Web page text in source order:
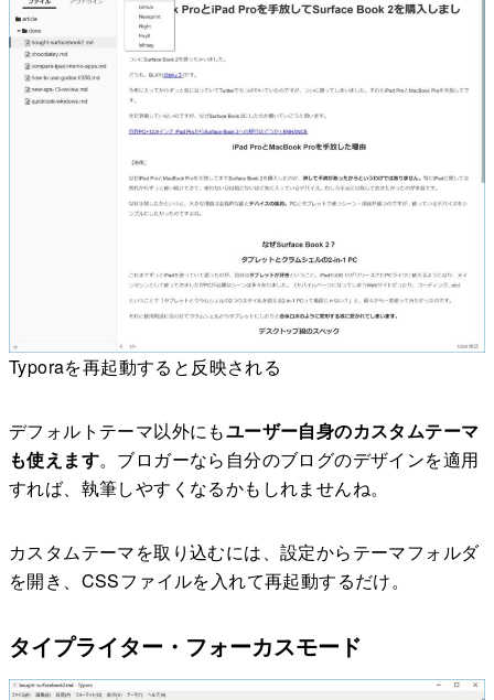
Typoraを再起動すると反映される
デフォルトテーマ以外にもユーザー自身のカスタムテーマ
も使えます。ブロガーなら自分のブログのデザインを適用
すれば、執筆しやすくなるかもしれませんね。
カスタムテーマを取り込むには、設定からテーマフォルダ
を開き、CSSファイルを入れて再起動するだけ。
タイプライター・フォーカスモード